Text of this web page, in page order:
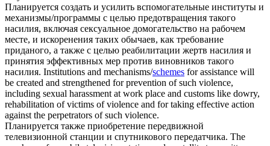
Планируется создать и усилить вспомогательные институты и
механизмы/программы с целью предотвращения такого
насилия, включая сексуальное домогательство на рабочем
месте, и искоренения таких обычаев, как требование
приданого, а также с целью реабилитации жертв насилия и
принятия эффективных мер против виновников такого
насилия. Institutions and mechanisms/schemes for assistance will
be created and strengthened for prevention of such violence,
including sexual harassment at work place and customs like dowry,
rehabilitation of victims of violence and for taking effective action
against the perpetrators of such violence.
Планируется также приобретение передвижной
телевизионной станции и спутникового передатчика. The